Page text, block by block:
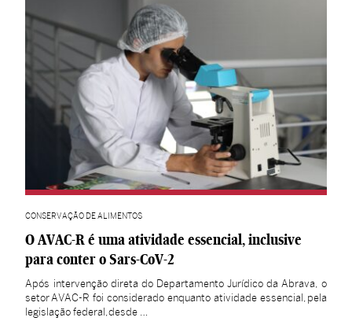
CONSERVAÇÃO DE ALIMENTOS
O AVAC-R é uma atividade essencial, inclusive
para conter o Sars-CoV-2
Após intervenção direta do Departamento Jurídico da Abrava, o
setor AVAC-R foi considerado enquanto atividade essencial, pela
legislação federal, desde …